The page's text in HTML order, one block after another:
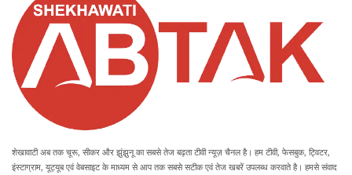
शेखावाटी अब तक चूरू, सीकर और झुंझुनू का सबसे तेज बढ़ता टीवी न्यूज़ चैनल है। हम टीवी, फेसबुक, ट्विटर,
इंस्टाग्राम, यूट्यूब एवं वेबसाइट के माध्यम से आप तक सबसे सटीक एवं तेज खबरें उपलब्ध करवाते है। हमसे संवाद